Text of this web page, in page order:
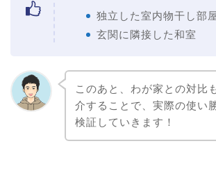
独立した室内物干し部
玄関に隣接した和室
このあと、わが家との対比
介することで、実際の使い
検証していきます！